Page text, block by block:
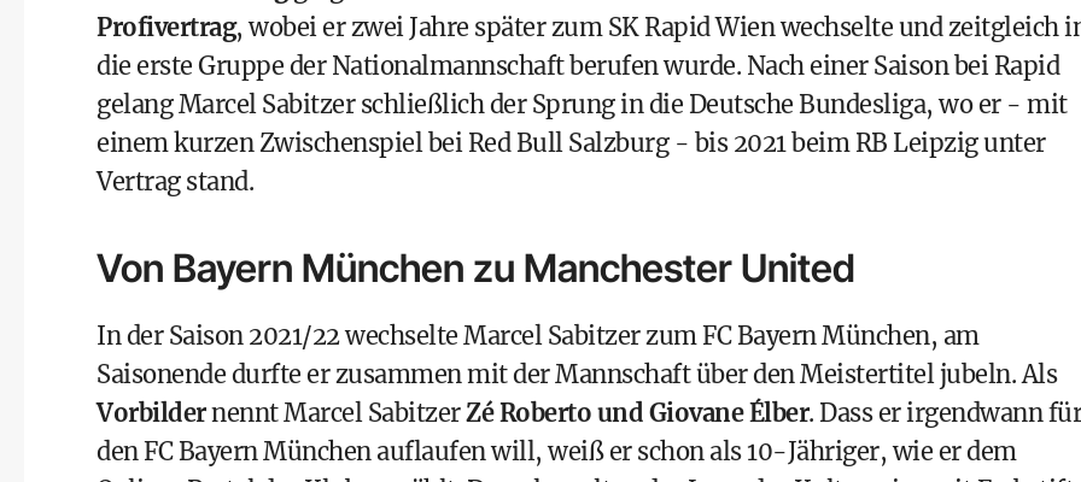
Profivertrag, wobei er zwei Jahre später zum SK Rapid Wien wechselte und zeitgleich
die erste Gruppe der Nationalmannschaft berufen wurde. Nach einer Saison bei Rapid
gelang Marcel Sabitzer schließlich der Sprung in die Deutsche Bundesliga, wo er - mit
einem kurzen Zwischenspiel bei Red Bull Salzburg - bis 2021 beim RB Leipzigunter
Vertrag stand.
Von Bayern München zu Manchester United
In der Saison 2021/22 wechselte Marcel Sabitzer zumFC Bayern München, am
Saisonende durfte er zusammen mit der Mannschaft über den Meistertitel jubeln. Als
Vorbildernennt Marcel SabitzerZé Roberto und Giovane Élber. Dass er irgendwann für
den FC Bayern München auflaufen will, weiß er schon als 10-Jähriger, wie er dem